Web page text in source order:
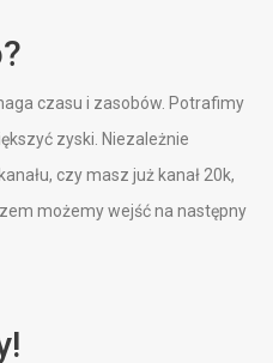
czasu i zasobów. Potrafimy
zyski. Niezależnie
czy masz już kanał 20k,
możemy wejść na następny